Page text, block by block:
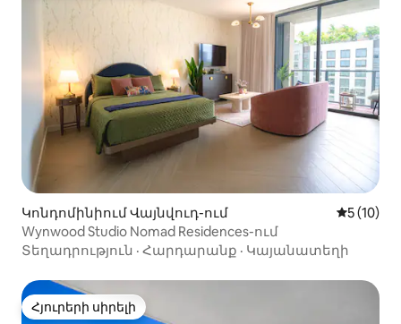
Կոնդոմինիում Վայնվուդ-ում Միջին
5 (10)
Wynwood Studio Nomad Residences-ում
Տեղադրություն · Հարդարանք · Կայանատեղի
Հյուրերի սիրելի
Հյուրերի սիրելի